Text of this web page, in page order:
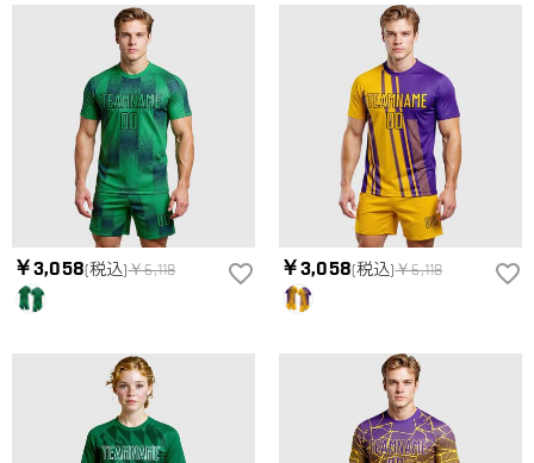
Paypal又はクレジットカート発行会社によって処理されます。
当社では、個人情報保護を目的としたコンプライアンスに則
り、プライバシーポリシーを定めています。お客様に安心かつ
安全にご利用いただけるよう最善の注意を払い、個人情報を厳
重に取り扱っています。 詳細は
プライバシーポリシー
確認ください。
服＆ファッション
どうやってオリジナル服をオーダーメイドします
か？
まずお気に入りのデザインを選んで、ページに表示した項目や
選択しを選んでから、カートに追加してご注文手続きをお願い
いたします。
服の印刷に色違いが出ることがありますか？
はい。ご覧になる環境（PCのモニタやスマホの画面）、商品撮
影時の照明等によりイメージ画像が実際の商品と色味が異なる
場合がございます。
どうやって自分に合うサイズを選びますか？
まずお気に入りのデザインを選んで、商品ページの画像にサイ
ズ表を参考して、自分に合うサイズをお選びください。測定方
法が異なるため、サイズに1〜2cm程度の誤差がある場合がござ
配送＆返品について
送料は配送方法によって異なります。通常配送は送料が2,520
円で、16,020円以上で無料になります。速達配送は送料が5,400
円になります。90,000円以上で無料になります。（一部離島や
遠方へご発送の場合、中継料が別途加算されます。）
注文した商品はいつ届きますか？
納期=製作作業時間+配送時間 受注製作品のため、ご入金を確
認してから制作となります。大量生産品ではなく、一つ一つ手
返品・交換はできますか？
￥3,058(税込)￥6,118 ￥3,058(税込)￥6,118